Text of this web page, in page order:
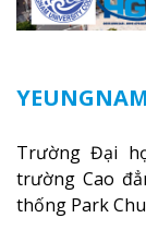
Trường Đại
trường Cao
thống Park